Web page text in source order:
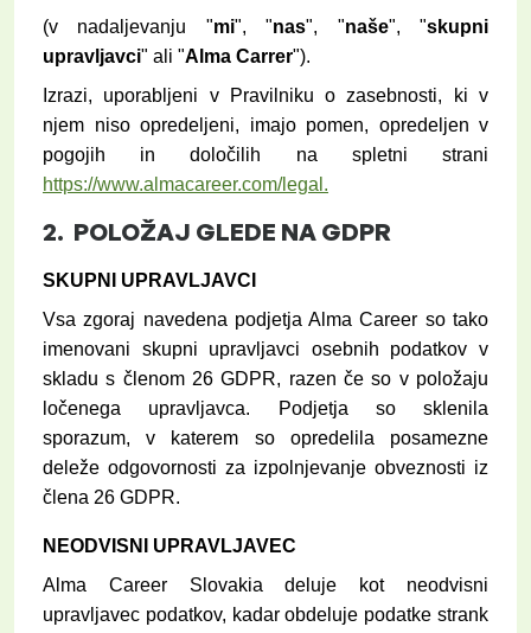
(v nadaljevanju "mi", "nas", "naše", "skupni
upravljavci" ali "Alma Carrer").
Izrazi, uporabljeni v Pravilniku o zasebnosti, ki v
njem niso opredeljeni, imajo pomen, opredeljen v
pogojih in določilih na spletni strani
https://www.almacareer.com/legal.
2. POLOŽAJ GLEDE NA GDPR
SKUPNI UPRAVLJAVCI
Vsa zgoraj navedena podjetja Alma Career so tako
imenovani skupni upravljavci osebnih podatkov v
skladu s členom 26 GDPR, razen če so v položaju
ločenega upravljavca. Podjetja so sklenila
sporazum, v katerem so opredelila posamezne
deleže odgovornosti za izpolnjevanje obveznosti iz
člena 26 GDPR.
NEODVISNI UPRAVLJAVEC
Alma Career Slovakia deluje kot neodvisni
upravljavec podatkov, kadar obdeluje podatke strank